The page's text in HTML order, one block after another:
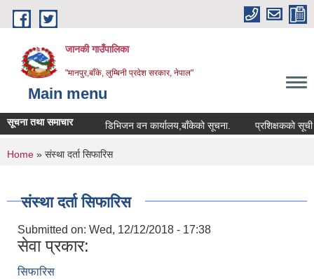
Skip to main content
जानकी गाउँपालिका
"मानपुर,बाँके, लुम्बिनी प्रदेश सरकार, नेपाल"
Main menu
सूचना तथा समाचार डिभिजन वन कार्यालय,बाँकेको सूचना. प्रशिक्षकको सूची दर्ता
You are here
Home » संस्था दर्ता सिफारिस
संस्था दर्ता सिफारिस
Submitted on: Wed, 12/12/2018 - 17:38
सेवा प्रकार:
सिफारिस